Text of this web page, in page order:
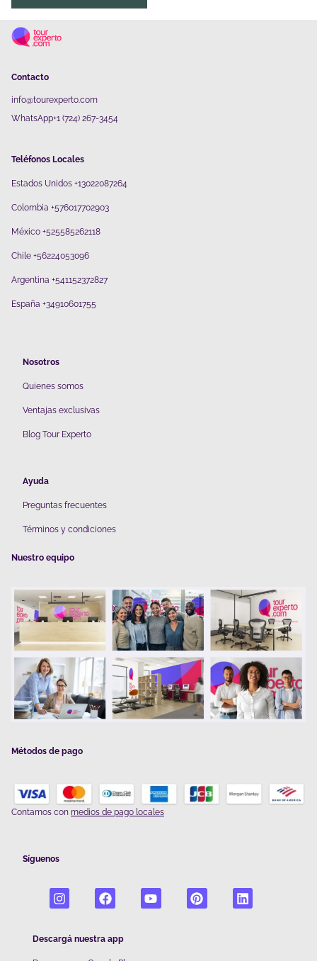
Contacto
info@tourexperto.com
WhatsApp+1 (724) 267-3454
Teléfonos Locales
Estados Unidos +13022087264
Colombia +576017702903
México +525585262118
Chile +56224053096
Argentina +541152372827
España +34910601755
Nosotros
Quienes somos
Ventajas exclusivas
Blog Tour Experto
Ayuda
Preguntas frecuentes
Términos y condiciones
Nuestro equipo
Métodos de pago
Contamos con medios de pago locales
Síguenos
Descargá nuestra app